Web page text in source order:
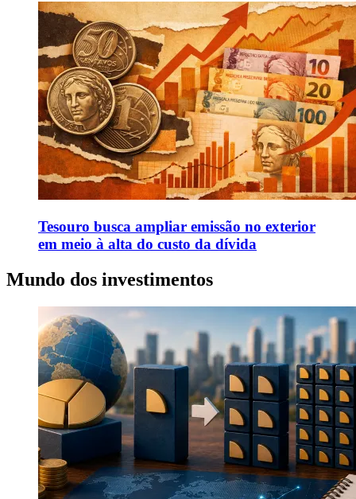
Tesouro busca ampliar emissão no exterior
em meio à alta do custo da dívida
Mundo dos investimentos